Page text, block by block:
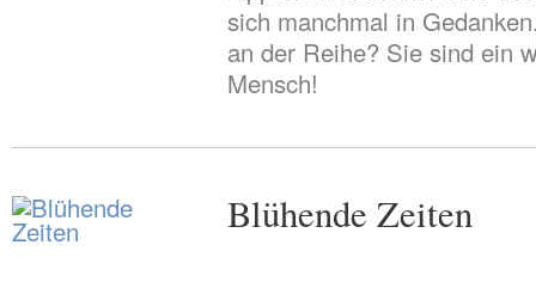
sich manchmal in
an der Reihe? Sie sind ein
Mensch!
Blühende Zeiten